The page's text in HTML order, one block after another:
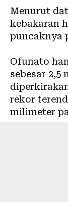
Menurut
kebakaran
puncaknya
Ofunato
sebesar 2,5
rekor
milimeter